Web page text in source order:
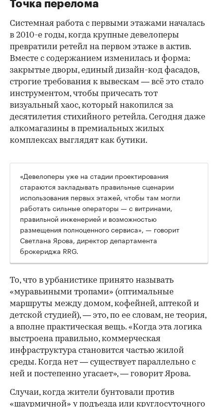
Точка перелома
Системная работа с первыми этажами началась
в 2010-е годы, когда крупные девелоперы
превратили ретейл на первом этаже в актив.
Вместе с содержанием изменилась и форма:
закрытые дворы, единый дизайн-код фасадов,
строгие требования к вывескам — всё это стало
инструментом, чтобы причесать тот
визуальный хаос, который накопился за
десятилетия стихийного ретейла. Сегодня даже
алкомагазины в премиальных жилых
комплексах выглядят как бутики.
00:00
«Девелоперы уже на стадии проектирования
стараются закладывать правильные сценарии
использования первых этажей, чтобы там могли
работать сильные операторы — с витринами,
правильной инженерией и возможностью
размещения полноценного сервиса», — говорит
Светлана Ярова, директор департамента
брокериджа RRG.
То, что в урбанистике принято называть
«муравьиными тропами» (оптимальные
маршруты между домом, кофейней, аптекой и
детской студией), — это, по ее словам, не теория,
а вполне практическая вещь. «Когда эта логика
выстроена правильно, коммерческая
инфраструктура становится частью жилой
среды. Когда нет — существует параллельно с
ней и постепенно угасает», — говорит Ярова.
Случаи, когда жители бунтовали против
«шаурмичной» у подъезда или круглосуточного